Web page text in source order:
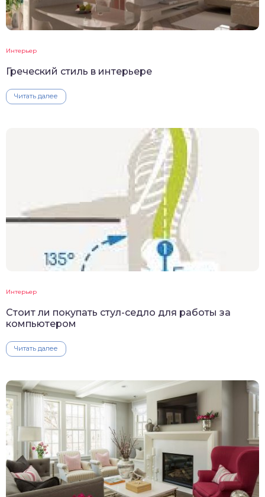
Интерьер
Греческий стиль в интерьере
Читать далее
Интерьер
Стоит ли покупать стул-седло для работы за
компьютером
Читать далее